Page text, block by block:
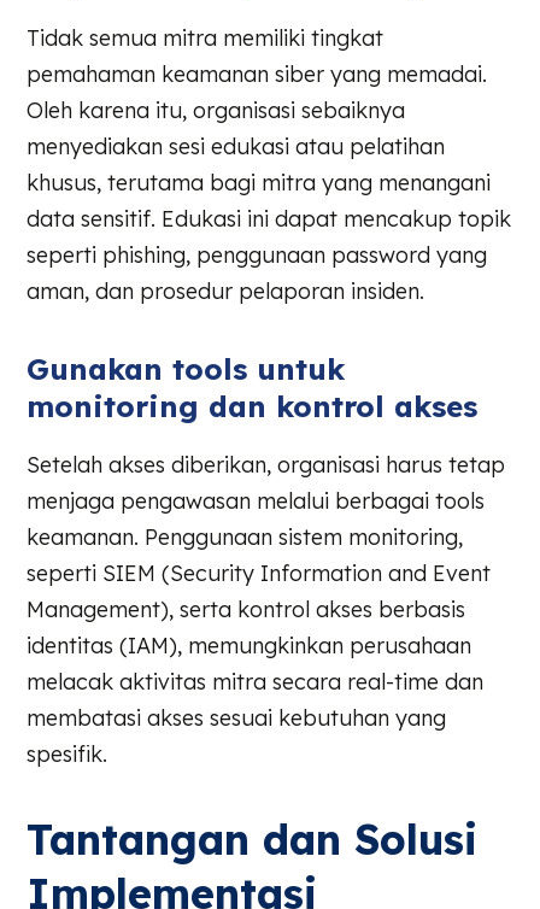
Tidak semua mitra memiliki tingkat
pemahaman keamanan siber yang memadai.
Oleh karena itu, organisasi sebaiknya
menyediakan sesi edukasi atau pelatihan
khusus, terutama bagi mitra yang menangani
data sensitif. Edukasi ini dapat mencakup topik
seperti phishing, penggunaan password yang
aman, dan prosedur pelaporan insiden.
Gunakan tools untuk
monitoring dan kontrol akses
Setelah akses diberikan, organisasi harus tetap
menjaga pengawasan melalui berbagai tools
keamanan. Penggunaan sistem monitoring,
seperti SIEM (Security Information and Event
Management), serta kontrol akses berbasis
identitas (IAM), memungkinkan perusahaan
melacak aktivitas mitra secara real-time dan
membatasi akses sesuai kebutuhan yang
spesifik.
Tantangan dan Solusi
Implementasi